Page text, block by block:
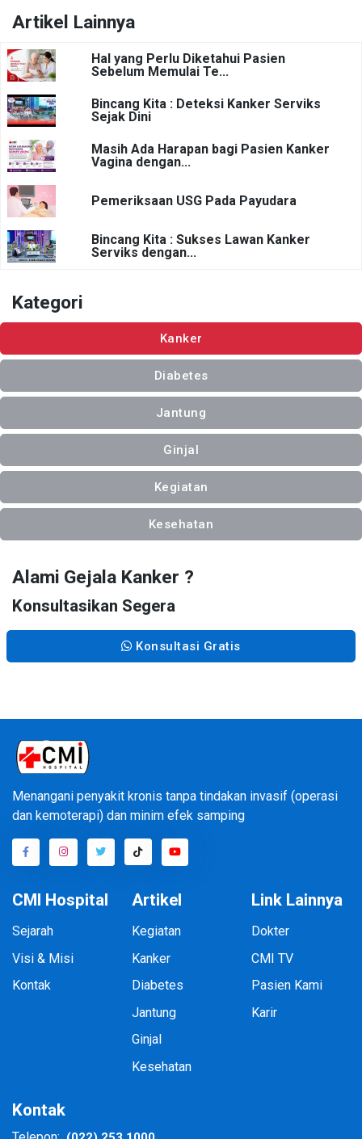
Artikel Lainnya
Hal yang Perlu Diketahui Pasien
Sebelum Memulai Te...
Bincang Kita : Deteksi Kanker Serviks
Sejak Dini
Masih Ada Harapan bagi Pasien Kanker
Vagina dengan...
Pemeriksaan USG Pada Payudara
Bincang Kita : Sukses Lawan Kanker
Serviks dengan...
Kategori
Kanker
Diabetes
Jantung
Ginjal
Kegiatan
Kesehatan
Alami Gejala Kanker ?
Konsultasikan Segera
Konsultasi Gratis
Menangani penyakit kronis tanpa tindakan invasif (operasi
dan kemoterapi) dan minim efek samping
CMI Hospital
Sejarah
Visi & Misi
Kontak
Artikel
Kegiatan
Kanker
Diabetes
Jantung
Ginjal
Kesehatan
Link Lainnya
Dokter
CMI TV
Pasien Kami
Karir
Kontak